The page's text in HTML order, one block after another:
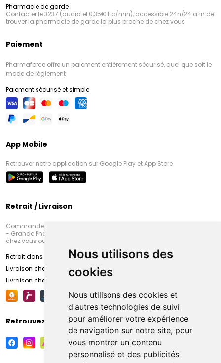
Nous utilisons des
cookies
Nous utilisons des cookies et
d'autres technologies de suivi
pour améliorer votre expérience
de navigation sur notre site, pour
vous montrer un contenu
personnalisé et des publicités
Pharmacie de garde :
Contacter le 3237 (audiotel 0,35€ ttc/min), accessible 24h/24 afin de
trouver la pharmacie de garde la plus proche de chez vous
Paiement
Pharmaforce offre un paiement entièrement sécurisé, quel que soit le
mode de règlement
Paiement sécurisé et simple
App Mobile
Retrouver notre application sur Google Play et App Store
Retrait / Livraison
Commandez en ligne et venez chercher votre commande à Amiens
- Grande Pharmacie d’Amiens (Fachon) ou recevez-là rapidement
chez vous ou en point retrait
Retrait dans la pharmacie d’Amiens
Livraison chez vous
Livraison chez votre commerçant
Retrouvez-nous sur vos réseaux sociaux